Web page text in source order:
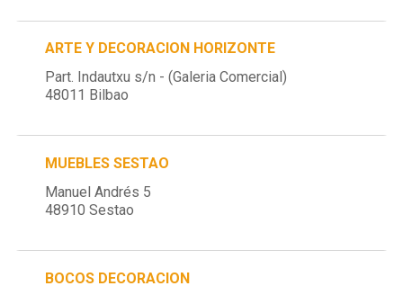
ARTE Y DECORACION HORIZONTE
Part. Indautxu s/n - (Galeria Comercial)
48011 Bilbao
MUEBLES SESTAO
Manuel Andrés 5
48910 Sestao
BOCOS DECORACION